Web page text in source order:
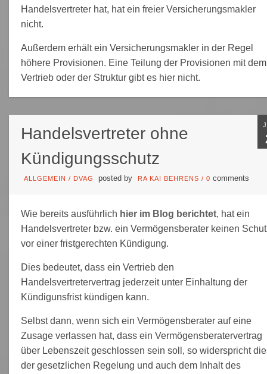
Handelsvertreter hat, hat ein freier Versicherungsmakler
nicht.
Außerdem erhält ein Versicherungsmakler in der Regel
höhere Provisionen. Eine Teilung der Provisionen mit dem
Vertrieb oder der Struktur gibt es hier nicht.
Handelsvertreter ohne
Kündigungsschutz
ALLGEMEIN / DVAG posted by RA KAI BEHRENS / 0 comments
Wie bereits ausführlich hier im Blog berichtet, hat ein
Handelsvertreter bzw. ein Vermögensberater keinen
vor einer fristgerechten Kündigung.
Dies bedeutet, dass ein Vertrieb den
Handelsvertretervertrag jederzeit unter Einhaltung der
Kündigunsfrist kündigen kann.
Selbst dann, wenn sich ein Vermögensberater auf eine
Zusage verlassen hat, dass ein Vermögensberatervertrag
über Lebenszeit geschlossen sein soll, so widerspricht
der gesetzlichen Regelung und auch dem Inhalt des